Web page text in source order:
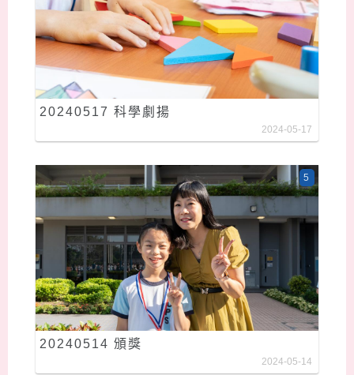
20240517 科學劇揚
2024-05-17
20240514 頒獎
5
2024-05-14